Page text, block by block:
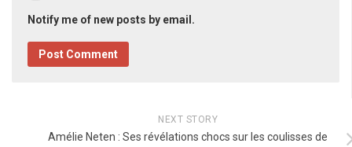
Notify me of new posts by email.
NEXT STORY
Amélie Neten : Ses révélations chocs sur les coulisses de